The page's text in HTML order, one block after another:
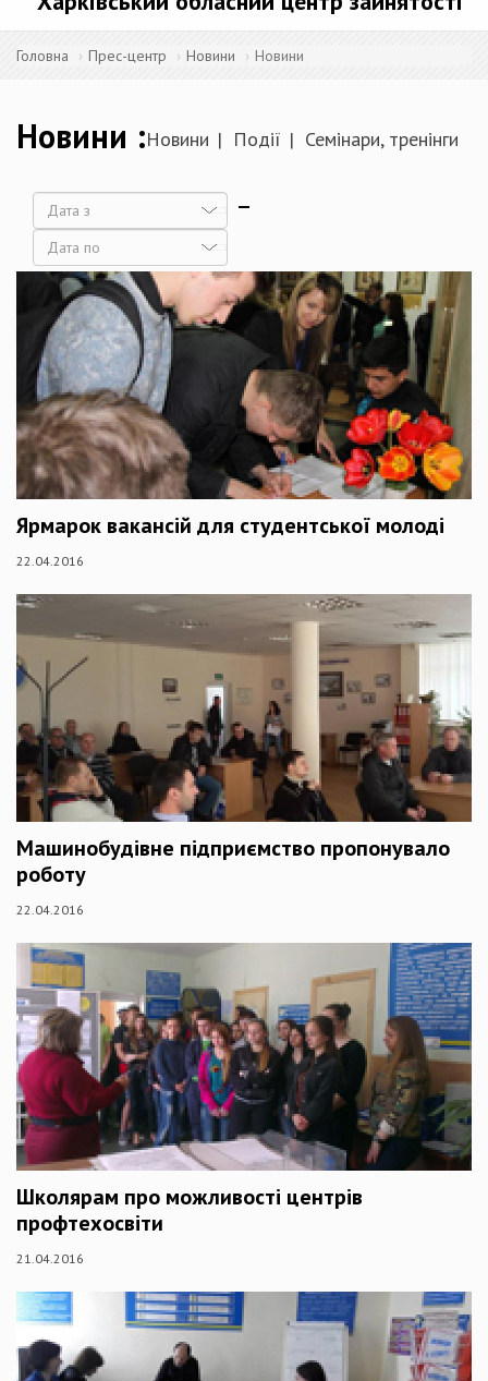
Головна Прес-центр Новини Новини
Новини Новини Події Семінари, тренінги
Дата
Дата
Ярмарок вакансій для студентської молоді
22.04.2016
Машинобудівне підприємство пропонувало
роботу
22.04.2016
Школярам про можливості центрів
профтехосвіти
21.04.2016